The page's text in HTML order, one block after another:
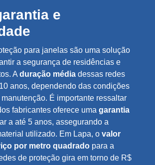
e
para janelas são uma solução
a segurança de residências e
Aduração média dessas redes
anos, dependendo das condições
É importante ressaltar
fabricantes oferece uma garantia
a até 5 anos, assegurando a
utilizado. Em Lapa, o valor
por metro quadrado para a
de proteção gira em torno de R$